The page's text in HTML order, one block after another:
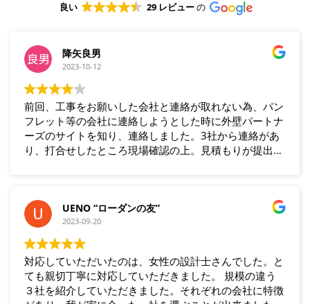
良い 29 レビューの
降矢良男
2023-10-12
前回、工事をお願いした会社と連絡が取れない為、パン
フレット等の会社に連絡しようとした時に外壁パートナ
ーズのサイトを知り、連絡しました。3社から連絡があ
り、打合せしたところ現場確認の上。見積もりが提出さ
UENO “ローダンの友”
2023-09-20
対応していただいたのは、女性の設計士さんでした。と
ても親切丁寧に対応していただきました。 規模の違う
３社を紹介していただきました。それぞれの会社に特徴